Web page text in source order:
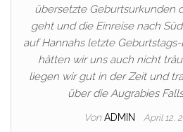
übersetzte Geburtsurkunden
geht und die Einreise nach
auf Hannahs letzte
hätten wir uns auch nicht
liegen wir gut in der Zeit und
über die Augrabies
Von ADMIN April 12,